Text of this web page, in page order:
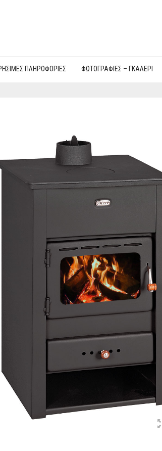
ΠΛΗΡΟΦΟΡΊΕΣ ΦΩΤΟΓΡΑΦΙΕΣ – ΓΚΑΛΕΡΊ